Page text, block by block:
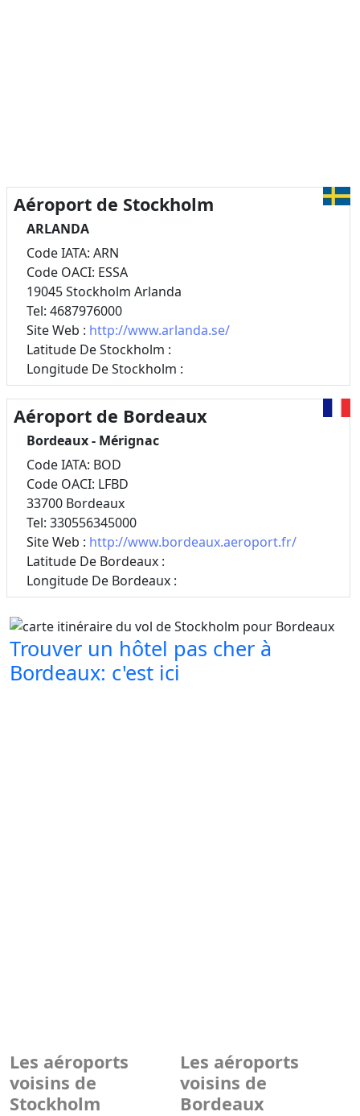
Aéroport de Stockholm
ARLANDA
Code IATA: ARN
Code OACI: ESSA
19045 Stockholm Arlanda
Tel: 4687976000
Site Web : http://www.arlanda.se/
Latitude De Stockholm :
Longitude De Stockholm :
Aéroport de Bordeaux
Bordeaux - Mérignac
Code IATA: BOD
Code OACI: LFBD
33700 Bordeaux
Tel: 330556345000
Site Web : http://www.bordeaux.aeroport.fr/
Latitude De Bordeaux :
Longitude De Bordeaux :
Trouver un hôtel pas cher à
Bordeaux: c'est ici
Les aéroports
voisins de
Stockholm
Les aéroports
voisins de
Bordeaux